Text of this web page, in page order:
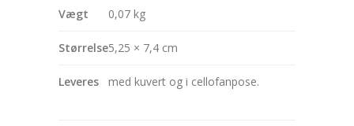
Vægt 0,07 kg
Størrelse5,25 × 7,4 cm
Leveres med kuvert og i cellofanpose.